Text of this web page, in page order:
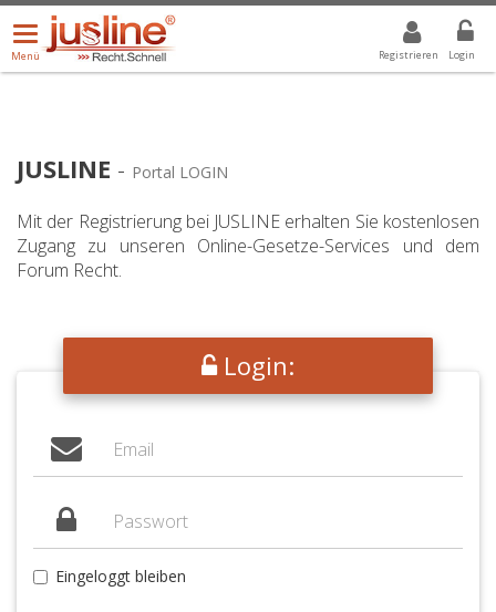
Registrieren Login
Menü
öffnen/schließen
Menü
ALLE DROPDOWN: GEWÄHLTER WERT IST ALLE
JUSLINE - Portal LOGIN
Mit der Registrierung bei JUSLINE erhalten Sie kostenlosen
Zugang zu unseren Online-Gesetze-Services und dem
Forum Recht.
Login:
Eingeloggt bleiben